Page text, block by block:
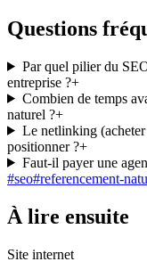
Questions
Par quel pilier du
entreprise ?+
Combien de temps
naturel ?+
Le netlinking
positionner ?+
Faut-il payer une
#seo#referencement-
À lire ensuite
Site internet